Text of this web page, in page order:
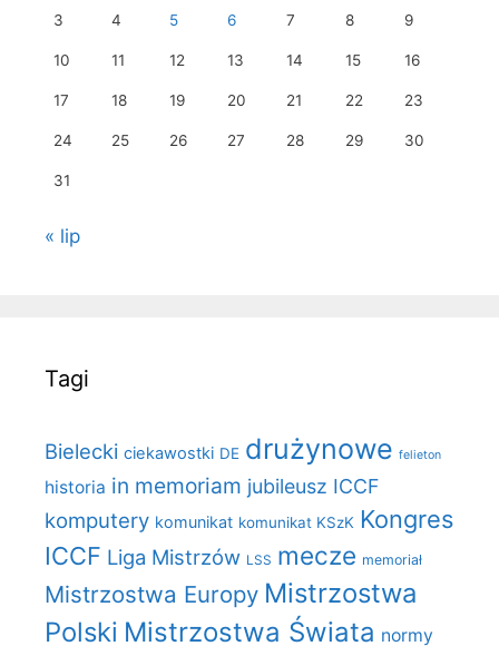
3 4 5 6 7 8 9
10 11 12 13 14 15 16
17 18 19 20 21 22 23
24 25 26 27 28 29 30
31
« lip
Tagi
Bielecki ciekawostki DE drużynowe felieton
historia in memoriam jubileusz ICCF
komputery komunikat komunikat KSzK Kongres
ICCF Liga Mistrzów LSS mecze memoriał
Mistrzostwa Europy Mistrzostwa
Polski Mistrzostwa Świata normy